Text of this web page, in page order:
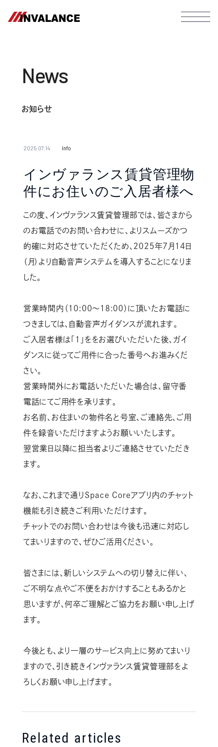
News
お知らせ
2025.07.14 Info
インヴァランス賃貸管理物
件にお住いのご入居者様へ
この度、インヴァランス賃貸管理部では、皆さまから
のお電話でのお問い合わせに、よりスムーズかつ
的確に対応させていただくため、2025年7月14日
（月）より自動音声システムを導入することになりま
した。
営業時間内（10:00～18:00）に頂いたお電話に
つきましては、自動音声ガイダンスが流れます。
ご入居者様は「1」ををお選びいただいた後、ガイ
ダンスに従ってご用件に合った番号へお進みくだ
さい。
営業時間外にお電話いただいた場合は、留守番
電話にてご用件を承ります。
お名前、お住まいの物件名と号室、ご連絡先、ご用
件を録音いただけますようお願いいたします。
翌営業日以降に担当者よりご連絡させていただき
ます。
なお、これまで通りSpace Coreアプリ内のチャット
機能も引き続きご利用いただけます。
チャットでのお問い合わせは今後も迅速に対応し
てまいりますので、ぜひご活用ください。
皆さまには、新しいシステムへの切り替えに伴い、
ご不明な点やご不便をおかけすることもあるかと
思いますが、何卒ご理解とご協力をお願い申し上げ
ます。
今後とも、より一層のサービス向上に努めてまいり
ますので、引き続きインヴァランス賃貸管理部をよ
ろしくお願い申し上げます。
Related articles